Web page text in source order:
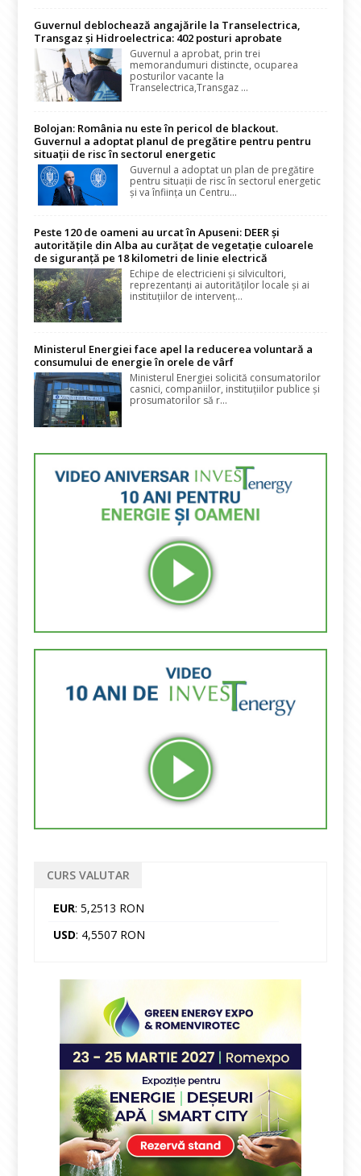
Guvernul deblochează angajările la Transelectrica,
Transgaz și Hidroelectrica: 402 posturi aprobate
Guvernul a aprobat, prin trei
memorandumuri distincte, ocuparea
posturilor vacante la
Transelectrica,Transgaz ...
Bolojan: România nu este în pericol de blackout.
Guvernul a adoptat planul de pregătire pentru pentru
situații de risc în sectorul energetic
Guvernul a adoptat un plan de pregătire
pentru situații de risc în sectorul energetic
și va înființa un Centru...
Peste 120 de oameni au urcat în Apuseni: DEER și
autoritățile din Alba au curățat de vegetație culoarele
de siguranță pe 18 kilometri de linie electrică
Echipe de electricieni și silvicultori,
reprezentanți ai autorităților locale și ai
instituțiilor de intervenț...
Ministerul Energiei face apel la reducerea voluntară a
consumului de energie în orele de vârf
Ministerul Energiei solicită consumatorilor
casnici, companiilor, instituțiilor publice și
prosumatorilor să r...
CURS VALUTAR
EUR: 5,2513 RON
USD: 4,5507 RON